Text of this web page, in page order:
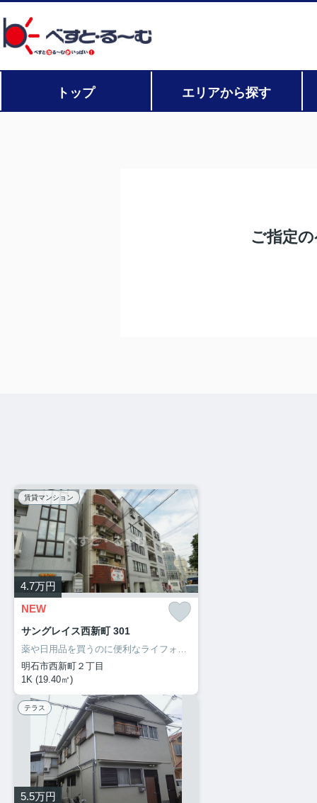
トップ エリアから探す
ご指定
賃貸マンション
4.7万円
NEW
サングレイス西新町 301
薬や日用品を買うのに便利なライフォート明石新明店まで488mです。室内設備はエアコン・ネット使用料不要・BSなどが揃っているので、快適に過ごしやすいお部屋になります。魅力も多い賃貸物件はいかがでしょうか。明石市での暮らしを、サポートホームサービスからスタートさせましょう。お電話でのご連絡なら078-913-0002からどうぞ。お待ちしてます。
明石市西新町２丁目
1K (19.40㎡)
テラス
5.5万円